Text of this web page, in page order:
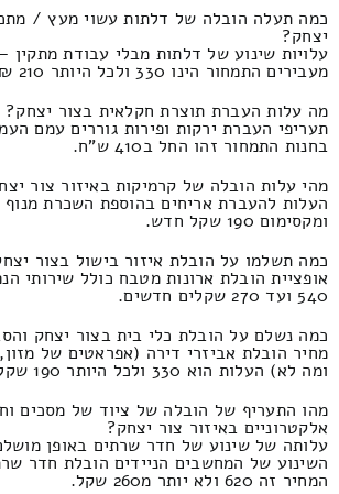
כמה תעלה הובלה של דלתות עשוי מעץ /
יצחק?
עלויות שינוע של דלתות מבלי עבודת מתקין
מעבירים התמחור הינו 330 ולכל היותר 210 ₪.
מה עלות העברת תוצרת חקלאית בצור יצחק?
תעריפי העברת ירקות ופירות גוררים עמם
בחנות התמחור זהו החל ב410 ש"ח.
מהי עלות הובלה של קרמיקות באיזור צור
ומקסימום 190 שקל חדש.
כמה תשלמו על הובלת איזור בישול בצור
אופציית הובלת ארונות מטבח כולל שירותי
540 ועד 270 שקלים חדשים.
כמה נשלם על הובלת כלי בית בצור יצחק
מחיר הובלת אביזרי דירה (אפראטים של
ומה לא) העלות הוא 330 ולכל היותר 190 שקל חדש.
מהו התעריף של הובלה של ציוד של מסכים
אלקטרוניים באיזור צור יצחק?
עלותה של שינוע של חדר שרתים באופן
השינוע של המחשבים הניידים הובלת חדר
המחיר זה 620 ולא יותר מ260 שקל.